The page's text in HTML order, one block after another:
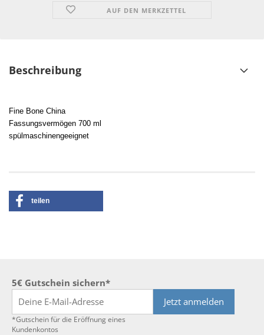
AUF DEN MERKZETTEL
Beschreibung
Fine Bone China
Fassungsvermögen 700 ml
spülmaschinengeeignet
teilen
5€ Gutschein sichern*
Jetzt anmelden
*Gutschein für die Eröffnung eines
Kundenkontos